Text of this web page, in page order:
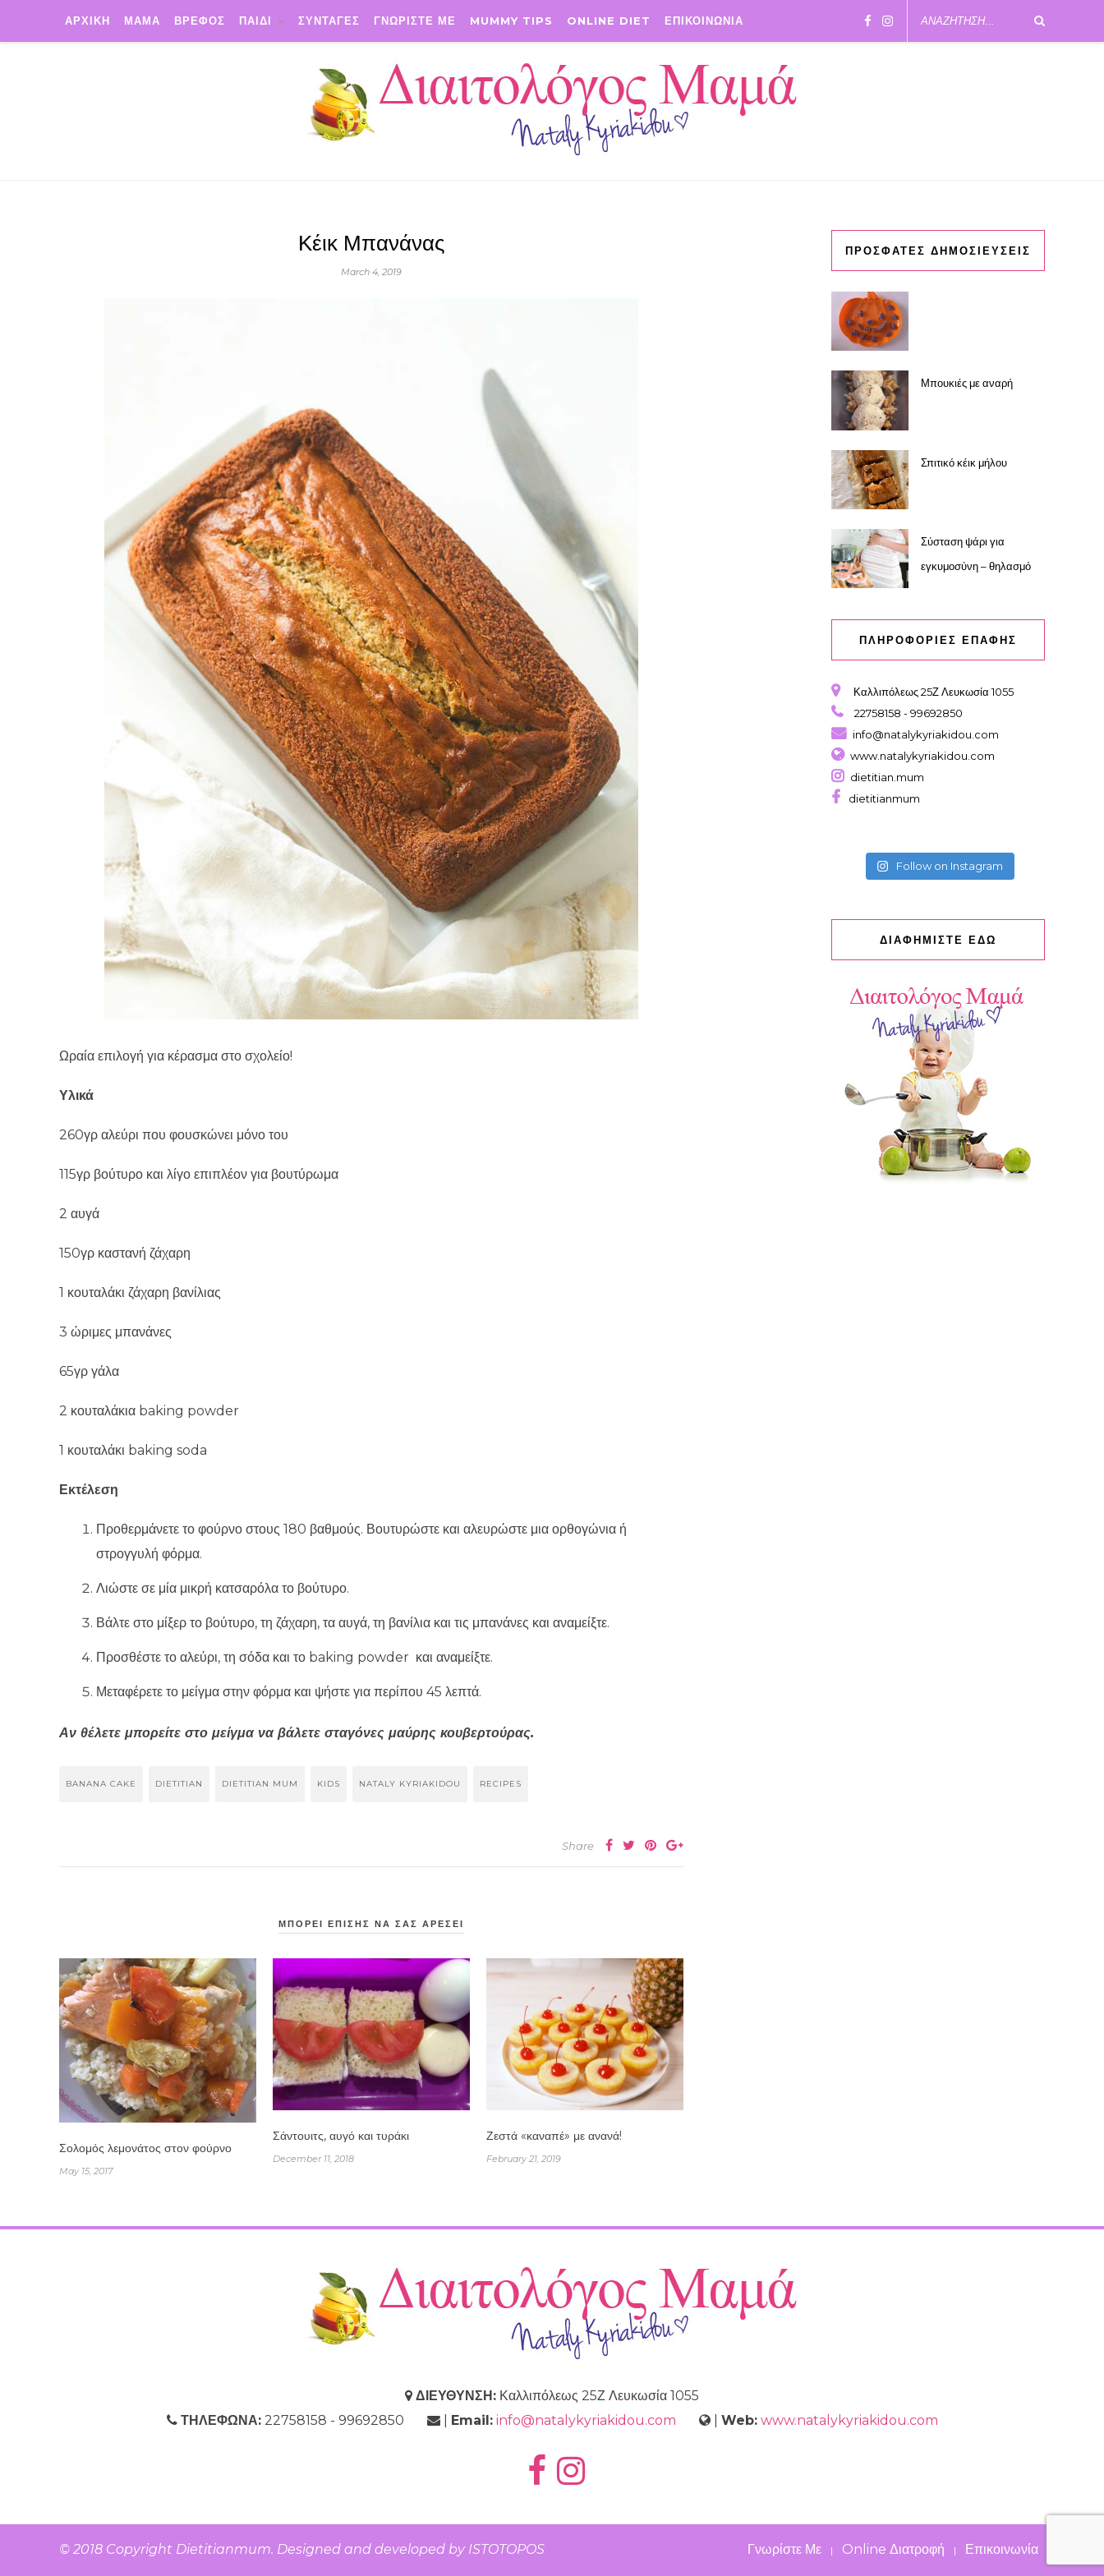
ΑΡΧΙΚΗ ΜΑΜΑ ΒΡΕΦΟΣ ΠΑΙΔΙ ΣΥΝΤΑΓΕΣ ΓΝΩΡΙΣΤΕ ΜΕ MUMMY TIPS ONLINE DIET ΕΠΙΚΟΙΝΩΝΙΑ
Κέικ Μπανάνας
March 4, 2019
Ωραία επιλογή για κέρασμα στο σχολείο!
Υλικά
260γρ αλεύρι που φουσκώνει μόνο του
115γρ βούτυρο και λίγο επιπλέον για βουτύρωμα
2 αυγά
150γρ καστανή ζάχαρη
1 κουταλάκι ζάχαρη βανίλιας
3 ώριμες μπανάνες
65γρ γάλα
2 κουταλάκια baking powder
1 κουταλάκι baking soda
Εκτέλεση
Προθερμάνετε το φούρνο στους 180 βαθμούς. Βουτυρώστε και αλευρώστε μια ορθογώνια ή
στρογγυλή φόρμα.
Λιώστε σε μία μικρή κατσαρόλα το βούτυρο.
Βάλτε στο μίξερ το βούτυρο, τη ζάχαρη, τα αυγά, τη βανίλια και τις μπανάνες και αναμείξτε.
Προσθέστε το αλεύρι, τη σόδα και το baking powder και αναμείξτε.
Μεταφέρετε το μείγμα στην φόρμα και ψήστε για περίπου 45 λεπτά.
Αν θέλετε μπορείτε στο μείγμα να βάλετε σταγόνες μαύρης κουβερτούρας.
BANANA CAKE DIETITIAN DIETITIAN MUM KIDS NATALY KYRIAKIDOU RECIPES
Share
ΜΠΟΡΕΙ ΕΠΙΣΗΣ ΝΑ ΣΑΣ ΑΡΕΣΕΙ
Σολομός λεμονάτος στον φούρνο
May 15, 2017
Σάντουιτς, αυγό και τυράκι
December 11, 2018
Ζεστά «καναπέ» με ανανά!
February 21, 2019
ΠΡΟΣΦΑΤΕΣ ΔΗΜΟΣΙΕΥΣΕΙΣ
Μπουκιές με αναρή
Σπιτικό κέικ μήλου
Σύσταση ψάρι για
εγκυμοσύνη – θηλασμό
ΠΛΗΡΟΦΟΡΙΕΣ ΕΠΑΦΗΣ
Καλλιπόλεως 25Ζ Λευκωσία 1055
22758158 - 99692850
info@natalykyriakidou.com
www.natalykyriakidou.com
dietitian.mum
dietitianmum
Follow on Instagram
ΔΙΑΦΗΜΙΣΤΕ ΕΔΩ
ΔΙΕΥΘΥΝΣΗ: Καλλιπόλεως 25Ζ Λευκωσία 1055
ΤΗΛΕΦΩΝΑ:22758158 - 99692850 | Email: info@natalykyriakidou.com | Web: www.natalykyriakidou.com
© 2018 Copyright Dietitianmum. Designed and developed by ISTOTOPOS Γνωρίστε Με | Online Διατροφή | Επικοινωνία